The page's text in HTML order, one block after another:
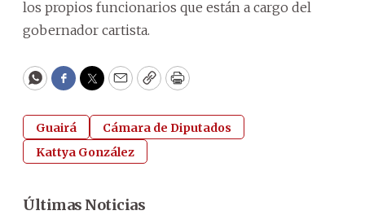
los propios funcionarios que están a cargo del
gobernador cartista.
WhatsApp
Facebook
Twitter
EmailCopyPrint
Guairá
Cámara de Diputados
Kattya González
Últimas Noticias